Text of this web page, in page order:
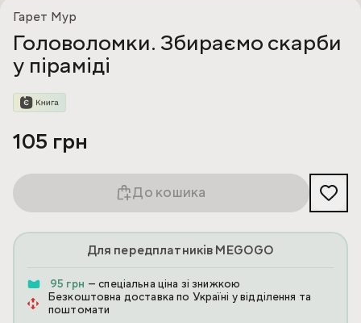
Гарет Мур
Головоломки. Збираємо скарби
у піраміді
105 грн
До кошика
Для передплатників MEGOGO
95 грн — спеціальна ціна зі знижкою
Безкоштовна доставка по Україні у відділення та
поштомати